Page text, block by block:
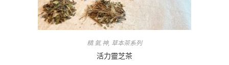
精.氣.神, 草本茶系列
活力靈芝茶